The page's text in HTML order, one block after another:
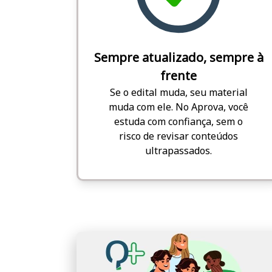
Sempre atualizado, sempre à
frente
Se o edital muda, seu material
muda com ele. No Aprova, você
estuda com confiança, sem o
risco de revisar conteúdos
ultrapassados.